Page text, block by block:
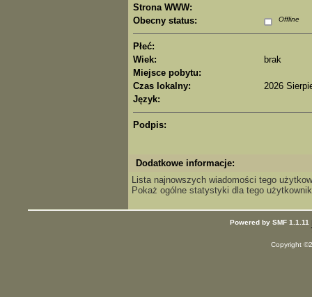
Strona WWW:
Obecny status:
Offline
Płeć:
Wiek:
brak
Miejsce pobytu:
Czas lokalny:
2026
Język:
Podpis:
Dodatkowe informacje:
Lista najnowszych wiadomości tego
Pokaż ogólne statystyki dla tego
Powered by SMF 1.1.11
Copyright